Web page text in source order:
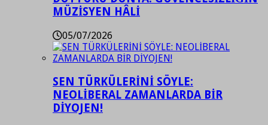
MÜZİSYEN HÂLİ
05/07/2026
SEN TÜRKÜLERİNİ SÖYLE:
NEOLİBERAL ZAMANLARDA BİR
DİYOJEN!